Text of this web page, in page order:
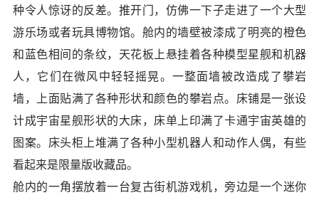
种令人惊讶的反差。推开门，仿佛一下子走进了一个大型
游乐场或者玩具博物馆。舱内的墙壁被漆成了明亮的橙色
和蓝色相间的条纹，天花板上悬挂着各种模型星舰和机器
人，它们在微风中轻轻摇晃。一整面墙被改造成了攀岩
墙，上面贴满了各种形状和颜色的攀岩点。床铺是一张设
计成宇宙星舰形状的大床，床单上印满了卡通宇宙英雄的
图案。床头柜上堆满了各种小型机器人和动作人偶，有些
看起来是限量版收藏品。
舱内的一角摆放着一台复古街机游戏机，旁边是一个迷你